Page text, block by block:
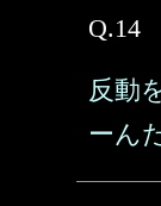
Q.14
反動
ーん